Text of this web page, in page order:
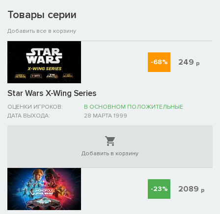
Товары серии
Добавить все в корзину
Star Wars X-Wing Series
ОЦЕНКИ ИГРОКОВ:
В ОСНОВНОМ ПОЛОЖИТЕЛЬНЫЕ
ДАТА ВЫХОДА:
28 МАРТА 1999
-68% 249 р
Добавить в корзину
-23% 2089 р